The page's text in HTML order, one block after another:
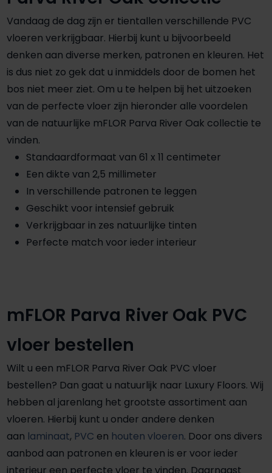
Vandaag de dag zijn er tientallen verschillende PVC
vloeren verkrijgbaar. Hierbij kunt u bijvoorbeeld
denken aan diverse merken, patronen en kleuren. Het
is dus niet zo gek dat u inmiddels door de bomen het
bos niet meer ziet. Om u te helpen bij het uitzoeken
van de perfecte vloer zijn hieronder alle voordelen
van de natuurlijke mFLOR Parva River Oak collectie te
vinden.
Standaardformaat van 61 x 11 centimeter
Een dikte van 2,5 millimeter
In verschillende patronen te leggen
Geschikt voor intensief gebruik
Verkrijgbaar in zes natuurlijke tinten
Perfecte match voor ieder interieur
mFLOR Parva River Oak PVC
vloer bestellen
Wilt u een mFLOR Parva River Oak PVC vloer
bestellen? Dan gaat u natuurlijk naar Luxury Floors. Wij
hebben al jarenlang het grootste assortiment aan
vloeren. Hierbij kunt u onder andere denken
aan laminaat, PVC en houten vloeren. Door ons divers
aanbod aan patronen en kleuren is er voor ieder